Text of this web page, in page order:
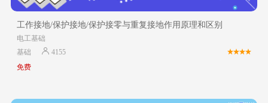
工作接地/保护接地/保护接零与重复接地作用原理和区别
电工基础
基础
4155
免费